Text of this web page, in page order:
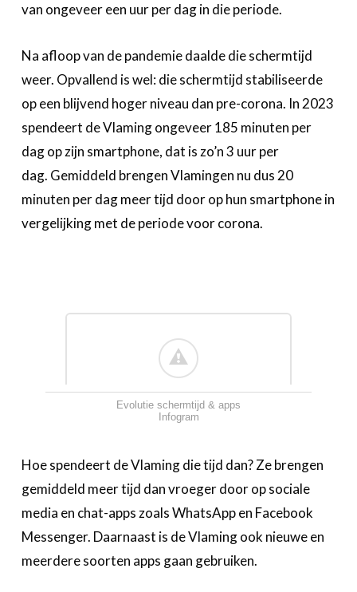
van ongeveer een uur per dag in die periode.
Na afloop van de pandemie daalde die schermtijd
weer. Opvallend is wel: die schermtijd stabiliseerde
op een blijvend hoger niveau dan pre-corona. In 2023
spendeert de Vlaming ongeveer 185 minuten per
dag op zijn smartphone, dat is zo’n 3 uur per
dag. Gemiddeld brengen Vlamingen nu dus 20
minuten per dag meer tijd door op hun smartphone in
vergelijking met de periode voor corona.
Evolutie schermtijd & apps
Infogram
‍Hoe spendeert de Vlaming die tijd dan? Ze brengen
gemiddeld meer tijd dan vroeger door op sociale
media en chat-apps zoals WhatsApp en Facebook
Messenger. Daarnaast is de Vlaming ook nieuwe en
meerdere soorten apps gaan gebruiken.